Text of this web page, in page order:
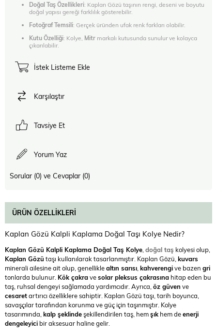
Doğal Taş Özellikleri: Kaplan Gözü taşının rengi, deseni ve boyutu
doğal yapısı gereği farklılık gösterebilir.
Fotoğraf Temsili: Gerçek üründen ufak renk farkları olabilir.
Kutu Özelliği: Kolye, Mitr markalı kutusunda sunulur ve kolayca
çıkarılabilir.
İstek Listeme Ekle
Karşılaştır
Tavsiye Et
Yorum Yaz
Sorular (0) ve Cevaplar (0)
ÜRÜN ÖZELLIKLERI
Kaplan Gözü Kalpli Kaplama Doğal Taşı Kolye Nedir?
Kaplan Gözü Kalpli Kaplama Doğal Taş Kolye,doğal taş kolyesi olup,
Kaplan Gözü taşı kullanılarak tasarlanmıştır. Kaplan Gözü,kuvars
minerali ailesine ait olup, genelliklealtın sarısı,kahverengive bazen gri
tonlarda bulunur. Kök çakravesolar pleksus çakrasına hitap eden bu
taş, ruhsal dengeyi sağlamada yardımcıdır. Ayrıca,öz güven ve
cesaretartırıcı özelliklere sahiptir. Kaplan Gözü taşı, tarih boyunca,
savaşçılar tarafından korunma ve güç için taşınmıştır. Kolye
tasarımında,kalp şeklindeşekillendirilen taş, hemşık hem deenerji
dengeleyici bir aksesuar haline gelir.